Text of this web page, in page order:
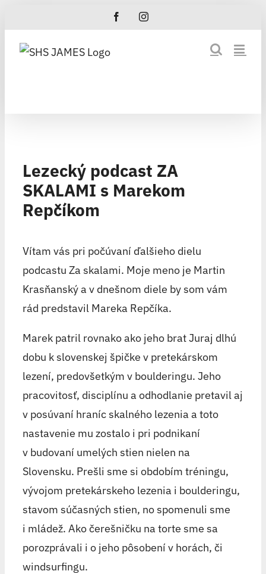
to
content
FacebookInstagram
Lezecký podcast ZA
SKALAMI s Marekom
Repčíkom
Vítam vás pri počúvaní ďalšieho dielu
podcastu Za skalami. Moje meno je Martin
Krasňanský a v dnešnom diele by som vám
rád predstavil Mareka Repčíka.
Marek patril rovnako ako jeho brat Juraj dlhú
dobu k slovenskej špičke v pretekárskom
lezení, predovšetkým v boulderingu. Jeho
pracovitosť, disciplínu a odhodlanie pretavil aj
v posúvaní hraníc skalného lezenia a toto
nastavenie mu zostalo i pri podnikaní
v budovaní umelých stien nielen na
Slovensku. Prešli sme si obdobím tréningu,
vývojom pretekárskeho lezenia i boulderingu,
stavom súčasných stien, no spomenuli sme
i mládež. Ako čerešničku na torte sme sa
porozprávali i o jeho pôsobení v horách, či
windsurfingu.